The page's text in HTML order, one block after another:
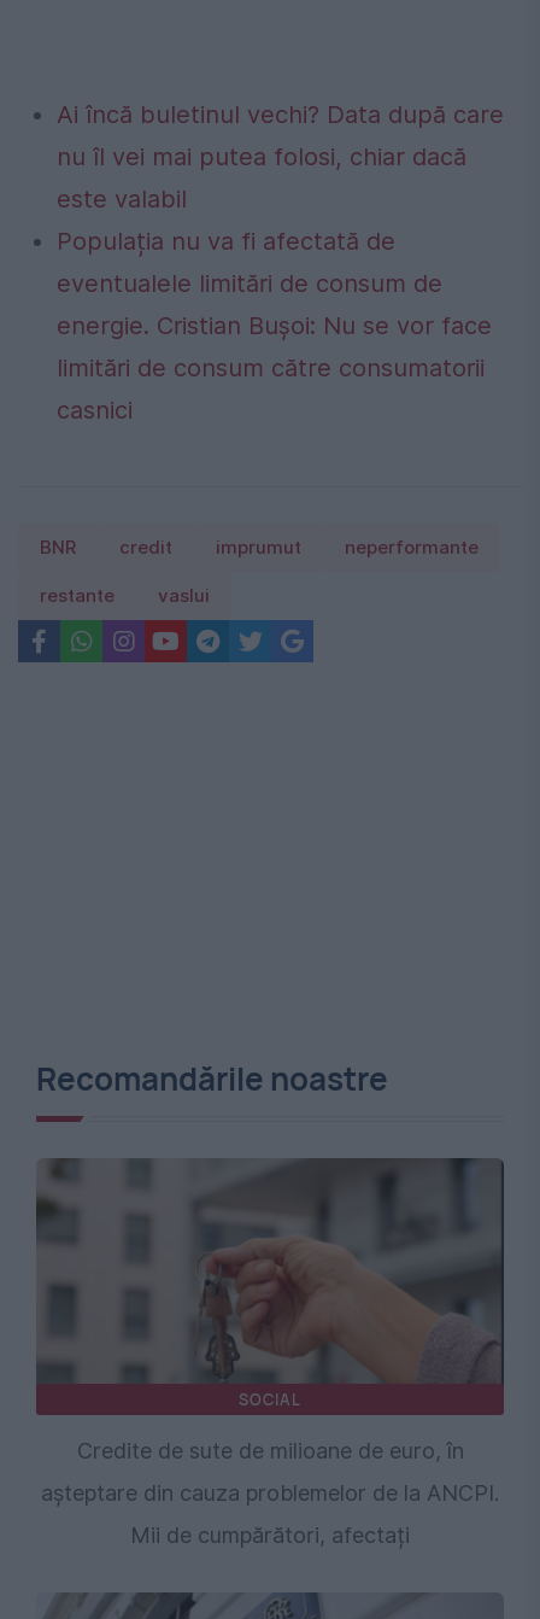
Ai încă buletinul vechi? Data după care
nu îl vei mai putea folosi, chiar dacă
este valabil
Populația nu va fi afectată de
eventualele limitări de consum de
energie. Cristian Bușoi: Nu se vor face
limitări de consum către consumatorii
casnici
BNR credit imprumut neperformante
restante vaslui
Recomandările noastre
SOCIAL
Credite de sute de milioane de euro, în
așteptare din cauza problemelor de la ANCPI.
Mii de cumpărători, afectați